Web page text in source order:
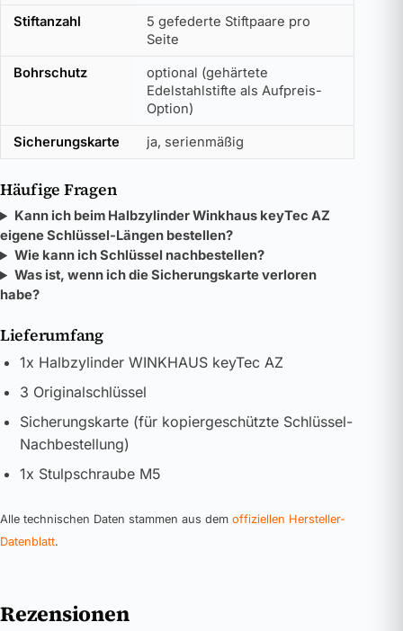
Stiftanzahl
5 gefederte Stiftpaare pro
Seite
Bohrschutz
optional (gehärtete
Edelstahlstifte als Aufpreis-
Option)
Sicherungskarte ja, serienmäßig
Häufige Fragen
Kann ich beim Halbzylinder Winkhaus keyTec AZ
eigene Schlüssel-Längen bestellen?
Wie kann ich Schlüssel nachbestellen?
Was ist, wenn ich die Sicherungskarte verloren
habe?
Lieferumfang
1x Halbzylinder WINKHAUS keyTec AZ
3 Originalschlüssel
Sicherungskarte (für kopiergeschützte Schlüssel-
Nachbestellung)
1x Stulpschraube M5
Alle technischen Daten stammen aus dem offiziellen Hersteller-
Datenblatt.
Rezensionen